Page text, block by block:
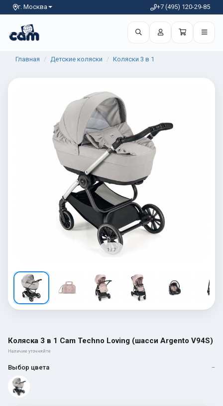
г. Москва +7 (495) 120-29-85
Главная Детские коляски Коляски 3 в 1
1 / 7
Коляска 3 в 1 Cam Techno Loving (шасси Argento V94S)
Наличие уточняйте
Выбор цвета —